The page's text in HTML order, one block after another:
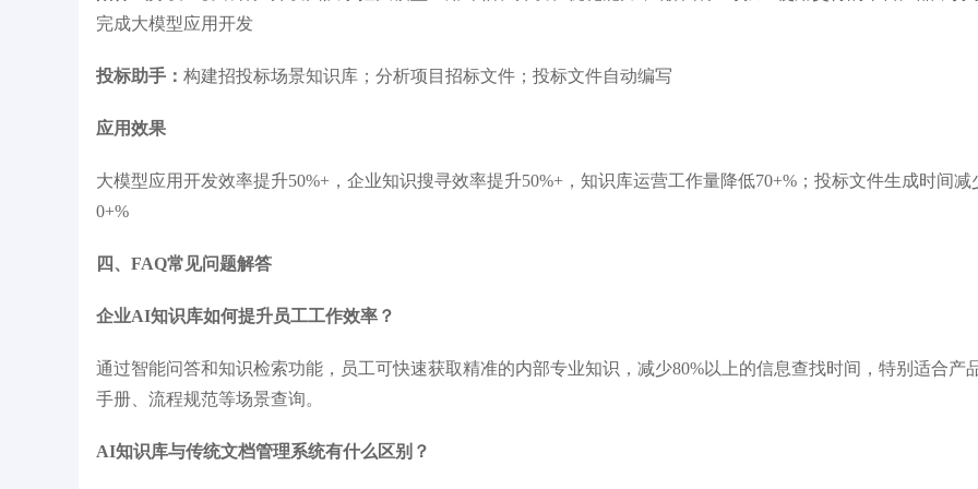
完成大模型应用开发
投标助手： 构建招投标场景知识库；分析项目招标文件；投标文件自动编写
应用效果
大模型应用开发效率提升50%+，企业知识搜寻效率提升50%+，知识库运营工作量降低70+%；投标文件生成时间减
0+%
四、FAQ常见问题解答
企业AI知识库如何提升员工工作效率？
通过智能问答和知识检索功能，员工可快速获取精准的内部专业知识，减少80%以上的信息查找时间，特别适合产
手册、流程规范等场景查询。
AI知识库与传统文档管理系统有什么区别？